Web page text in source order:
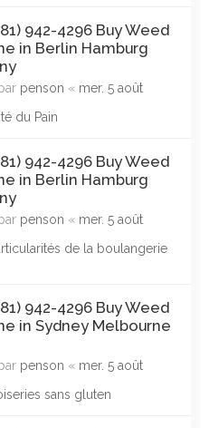
942-4296 Buy Weed
in Berlin Hamburg
penson « mer. 5 août
du Pain
942-4296 Buy Weed
in Berlin Hamburg
penson « mer. 5 août
de la boulangerie
942-4296 Buy Weed
in Sydney Melbourne
penson « mer. 5 août
sans gluten